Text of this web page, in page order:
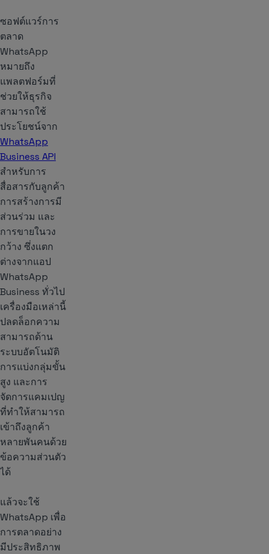
ซอฟต์แวร์การ
ตลาด
WhatsApp
หมายถึง
แพลตฟอร์มที่
ช่วยให้ธุรกิจ
สามารถใช้
ประโยชน์จาก
WhatsApp
Business API
สำหรับการ
สื่อสารกับลูกค้า
การสร้างการมี
ส่วนร่วม และ
การขายในวง
กว้าง ซึ่งแตก
ต่างจากแอป
WhatsApp
Business ทั่วไป
เครื่องมือเหล่านี้
ปลดล็อกความ
สามารถด้าน
ระบบอัตโนมัติ
การแบ่งกลุ่มขั้น
สูง และการ
จัดการแคมเปญ
ที่ทำให้สามารถ
เข้าถึงลูกค้า
หลายพันคนด้วย
ข้อความส่วนตัว
ได้
แล้วจะใช้
WhatsApp เพื่อ
การตลาดอย่าง
มีประสิทธิภาพ